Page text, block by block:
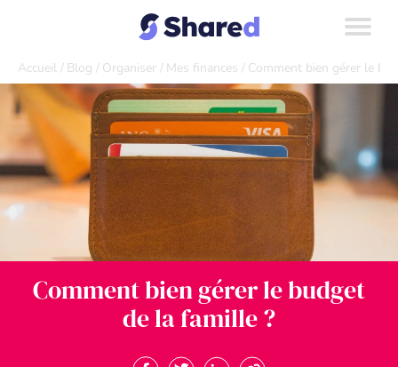
Accueil Blog Organiser Mes finances Comment bien gérer le
Comment bien gérer le budget
de la famille ?